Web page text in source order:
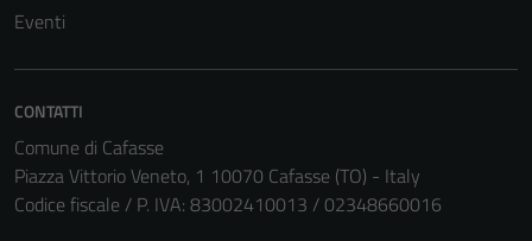
Eventi
CONTATTI
Comune di Cafasse
Piazza Vittorio Veneto, 1 10070 Cafasse (TO) - Italy
Codice fiscale / P. IVA: 83002410013 / 02348660016